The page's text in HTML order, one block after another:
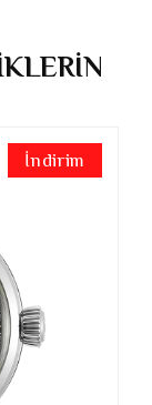
İndirim